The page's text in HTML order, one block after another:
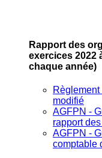
Rapport des
exercices 2022
chaque année)
modifié
AGFPN ‐
rapport
AGFPN ‐
comptable